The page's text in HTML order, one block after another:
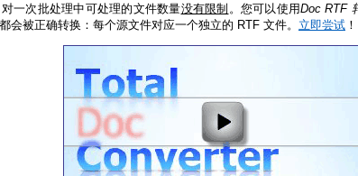
一次批处理中可处理的文件数量没有限制 。您可以使用Doc RTF
会被正确转换：每个源文件对应一个独立的 RTF 文件。 立即尝试 ！